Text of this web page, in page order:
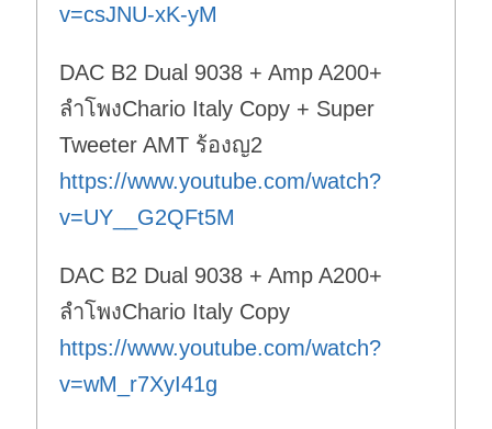
v=csJNU-xK-yM
DAC B2 Dual 9038 + Amp A200+
ลำโพงChario Italy Copy + Super
Tweeter AMT ร้องญ2
https://www.youtube.com/watch?
v=UY__G2QFt5M
DAC B2 Dual 9038 + Amp A200+
ลำโพงChario Italy Copy
https://www.youtube.com/watch?
v=wM_r7XyI41g